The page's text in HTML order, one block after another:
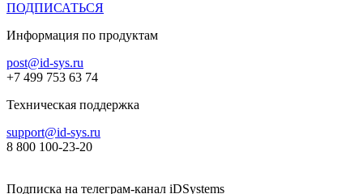
ПОДПИСАТЬСЯ
Информация по продуктам
post@id-sys.ru
+7 499 753 63 74
Техническая поддержка
support@id-sys.ru
8 800 100-23-20
Подписка на телеграм-канал iDSystems